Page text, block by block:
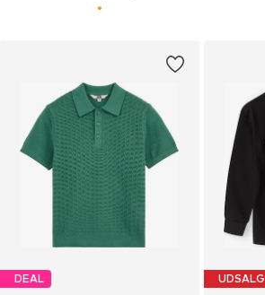
DEAL UDSALG